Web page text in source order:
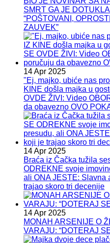
SMRT GA JE
“POŠTOVANI,
ZAUVEK”
14 Apr 2025
"Ej, majko, ubiće nas
KINE došla majka u
OVDE ŽIVI: Video
da obavezno OVO
14 Apr 2025
Braća iz Čačka tužila
ODREKNE svoje
ali ONA JESTE: Slavna
trajao skoro tri decenije
14 Apr 2025
MONAH ARSENIJE O
VARAJU: “DOTERAJ